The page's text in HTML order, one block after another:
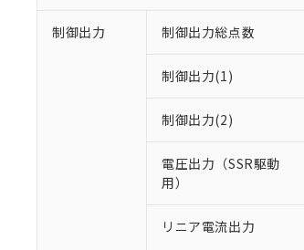
制御出力 制御出力総点数
制御出力(1)
制御出力(2)
電圧出力（SSR駆動
用）
リニア電流出力